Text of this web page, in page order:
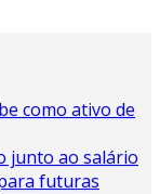
como ativo de
junto ao salário
futuras